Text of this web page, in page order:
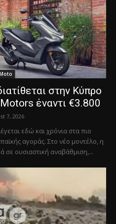
στην Κύπρο
έναντι €3.800
7, 2026
εδώ και χρόνια στα πιο
αγοράς. Στο νέο μοντέλο, η
σε ουσιαστική αναβάθμιση,...